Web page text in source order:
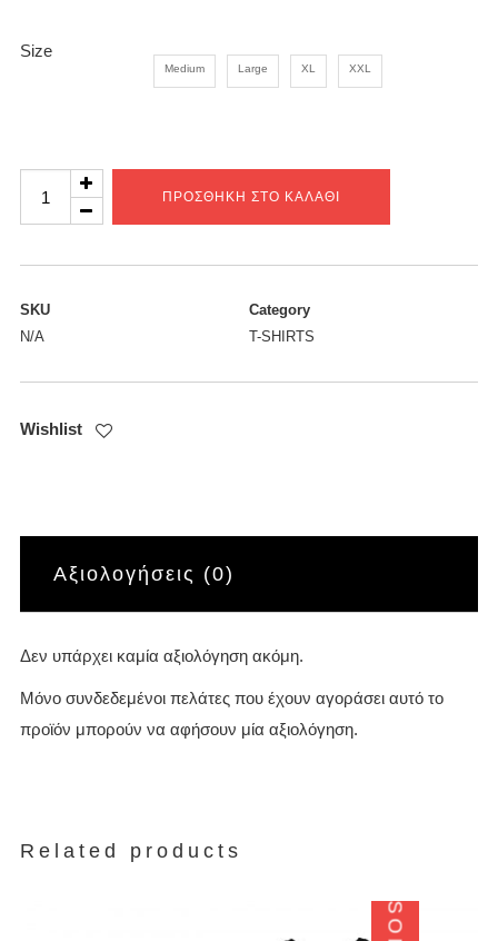
Size
Medium Large XL XXL
ΠΡΟΣΘΉΚΗ ΣΤΟ ΚΑΛΆΘΙ
SKU
N/A
Category
T-SHIRTS
Wishlist
Αξιολογήσεις (0)
Δεν υπάρχει καμία αξιολόγηση ακόμη.
Μόνο συνδεδεμένοι πελάτες που έχουν αγοράσει αυτό το
προϊόν μπορούν να αφήσουν μία αξιολόγηση.
Related products